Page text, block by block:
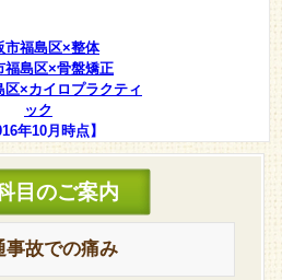
市福島区×整体
福島区×骨盤矯正
区×カイロプラクティ
ック
年10月時点】
目のご案内
事故での痛み